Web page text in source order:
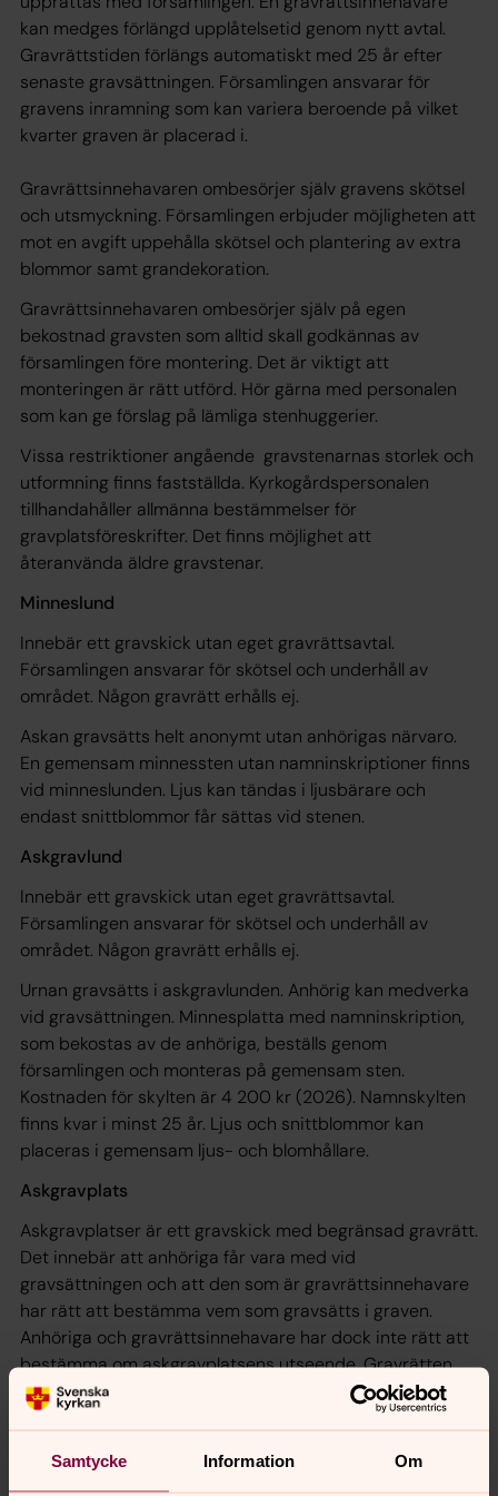
Samtycke Information Om
kan medges förlängd upplåtelsetid genom nytt avtal.
Gravrättstiden förlängs automatiskt med 25 år efter
senaste gravsättningen. Församlingen ansvarar för
gravens inramning som kan variera beroende på vilket
kvarter graven är placerad i.
Gravrättsinnehavaren ombesörjer själv gravens skötsel
och utsmyckning. Församlingen erbjuder möjligheten att
mot en avgift uppehålla skötsel och plantering av extra
blommor samt grandekoration.
Gravrättsinnehavaren ombesörjer själv på egen
bekostnad gravsten som alltid skall godkännas av
församlingen före montering. Det är viktigt att
monteringen är rätt utförd. Hör gärna med personalen
som kan ge förslag på lämliga stenhuggerier.
Vissa restriktioner angående gravstenarnas storlek och
utformning finns fastställda. Kyrkogårdspersonalen
tillhandahåller allmänna bestämmelser för
gravplatsföreskrifter. Det finns möjlighet att
återanvända äldre gravstenar.
Minneslund
Innebär ett gravskick utan eget gravrättsavtal.
Församlingen ansvarar för skötsel och underhåll av
området. Någon gravrätt erhålls ej.
Askan gravsätts helt anonymt utan anhörigas närvaro.
En gemensam minnessten utan namninskriptioner finns
vid minneslunden. Ljus kan tändas i ljusbärare och
endast snittblommor får sättas vid stenen.
Askgravlund
Innebär ett gravskick utan eget gravrättsavtal.
Församlingen ansvarar för skötsel och underhåll av
området. Någon gravrätt erhålls ej.
Urnan gravsätts i askgravlunden. Anhörig kan medverka
vid gravsättningen. Minnesplatta med namninskription,
som bekostas av de anhöriga, beställs genom
församlingen och monteras på gemensam sten.
Kostnaden för skylten är 4 200 kr (2026). Namnskylten
finns kvar i minst 25 år. Ljus och snittblommor kan
placeras i gemensam ljus- och blomhållare.
Askgravplats
Askgravplatser är ett gravskick med begränsad gravrätt.
Det innebär att anhöriga får vara med vid
gravsättningen och att den som är gravrättsinnehavare
har rätt att bestämma vem som gravsätts i graven.
Anhöriga och gravrättsinnehavare har dock inte rätt att
bestämma om askgravplatsens utseende. Gravrätten
varar i 25 år och kan förlängas med 25 år i taget. Om
ingen förlängning görs, efter 25 år, tillfaller den